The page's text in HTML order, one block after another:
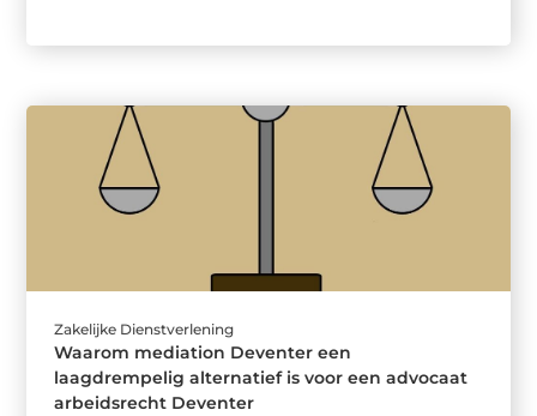
Zakelijke Dienstverlening
Waarom mediation Deventer een
laagdrempelig alternatief is voor een advocaat
arbeidsrecht Deventer